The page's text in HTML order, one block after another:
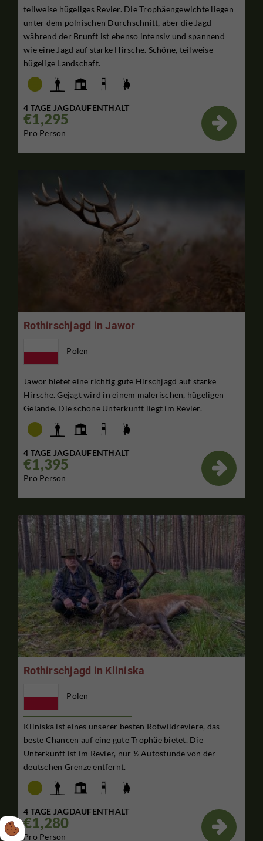
teilweise hügeliges Revier. Die Trophäengewichte liegen
unter dem polnischen Durchschnitt, aber die Jagd
während der Brunft ist ebenso intensiv und spannend
wie eine Jagd auf starke Hirsche. Schöne, teilweise
hügelige Landschaft.
4 TAGE JAGDAUFENTHALT
€1,295
Pro Person

Rothirschjagd in Jawor
Polen
Jawor bietet eine richtig gute Hirschjagd auf starke
Hirsche. Gejagt wird in einem malerischen, hügeligen
Gelände. Die schöne Unterkunft liegt im Revier.
4 TAGE JAGDAUFENTHALT
€1,395
Pro Person

Rothirschjagd in Kliniska
Polen
Kliniska ist eines unserer besten Rotwildreviere, das
beste Chancen auf eine gute Trophäe bietet. Die
Unterkunft ist im Revier, nur ½ Autostunde von der
deutschen Grenze entfernt.
4 TAGE JAGDAUFENTHALT
€1,280
Pro Person
